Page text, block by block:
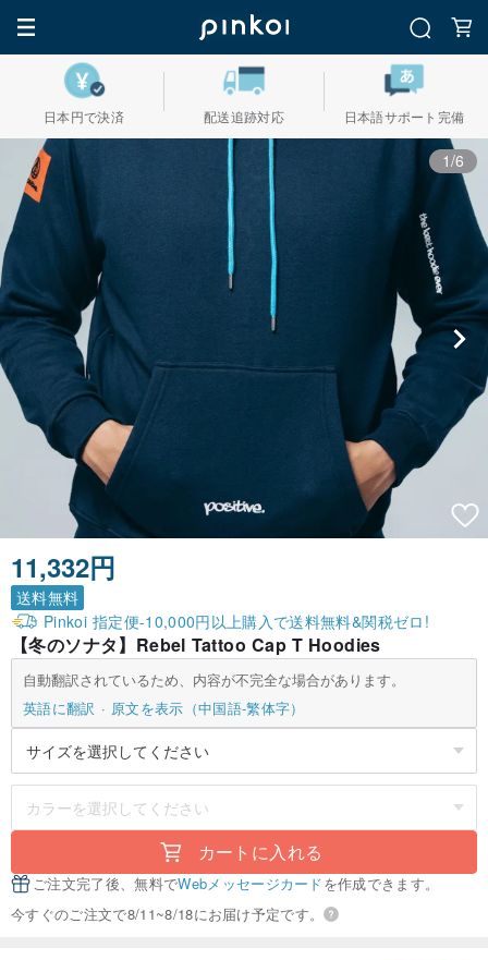
日本円で決済 配送追跡対応 日本語サポート完備
1/6
11,332円
送料無料
Pinkoi 指定便-10,000円以上購入で送料無料&関税ゼロ!
【冬のソナタ】Rebel Tattoo Cap T Hoodies
自動翻訳されているため、内容が不完全な場合があります。
英語に翻訳
原文を表示（中国語-繁体字）
カートに入れる
ご注文完了後、無料でWebメッセージカードを作成できます。
今すぐのご注文で8/11~8/18にお届け予定です。